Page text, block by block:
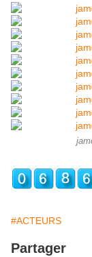
#ACTEURS
Partager